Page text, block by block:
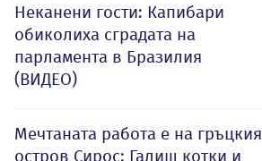
Неканени гости: Капибари
обиколиха сградата на
парламента в Бразилия
(ВИДЕО)
Мечтаната работа е на гръцкия
остров Сирос: Галиш котки и